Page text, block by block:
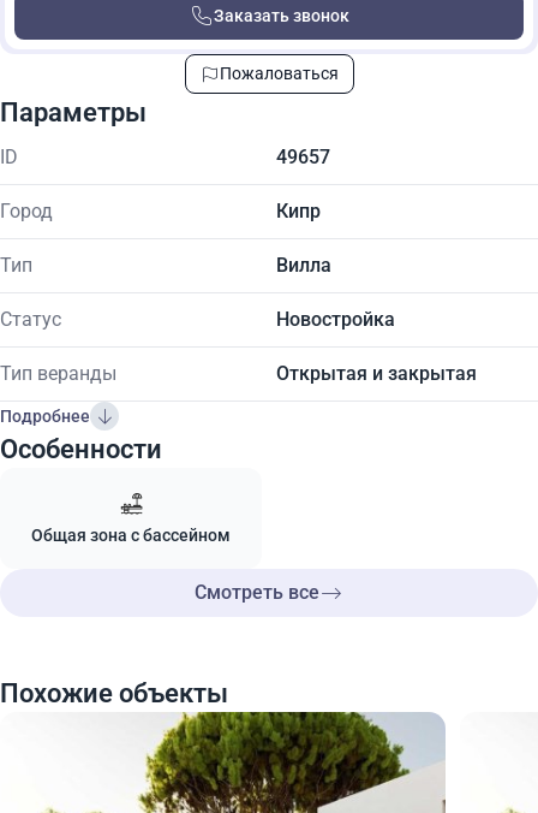
Заказать звонок
Пожаловаться
Параметры
ID 49657
Город Кипр
Тип Вилла
Статус Новостройка
Тип веранды Открытая и закрытая
Подробнее
Особенности
Общая зона с бассейном
Смотреть все
Похожие объекты